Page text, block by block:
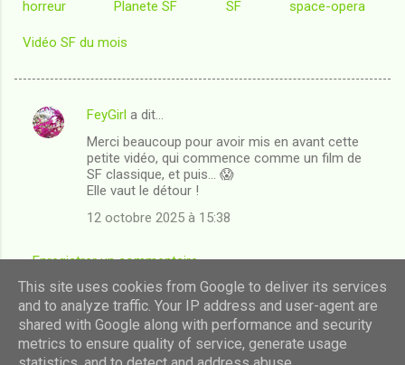
horreur Planete SF SF space-opera
Vidéo SF du mois
C
a
i
r
FeyGirl a dit…
Merci beaucoup pour avoir mis en avant cette
petite vidéo, qui commence comme un film de
SF classique, et puis... 😱
Elle vaut le détour !
12 octobre 2025 à 15:38
Enregistrer un commentaire
Fourni par Blogger
This site uses cookies from Google to deliver its services
and to analyze traffic. Your IP address and user-agent are
shared with Google along with performance and security
metrics to ensure quality of service, generate usage